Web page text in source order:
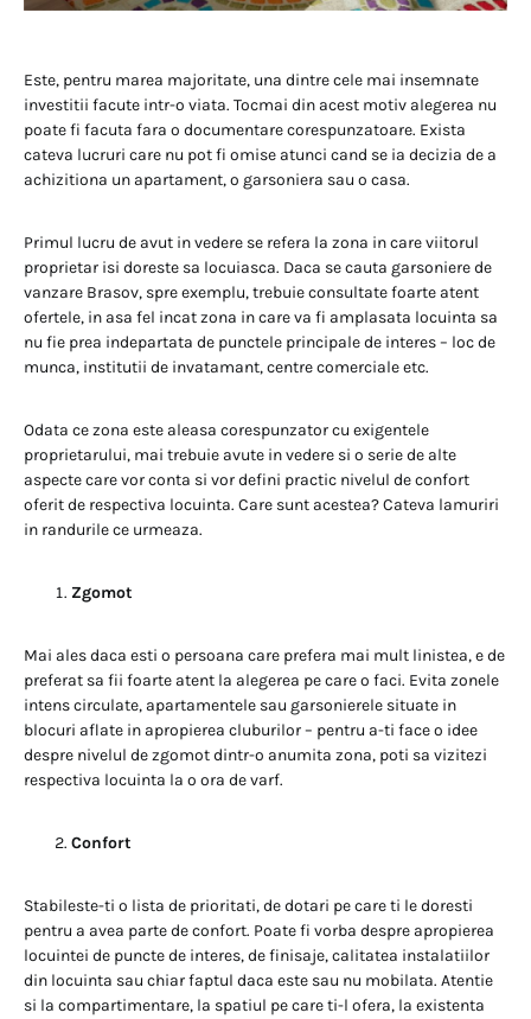
Este, pentru marea majoritate, una dintre cele mai insemnate
investitii facute intr-o viata. Tocmai din acest motiv alegerea nu
poate fi facuta fara o documentare corespunzatoare. Exista
cateva lucruri care nu pot fi omise atunci cand se ia decizia de a
achizitiona un apartament, o garsoniera sau o casa.
Primul lucru de avut in vedere se refera la zona in care viitorul
proprietar isi doreste sa locuiasca. Daca se cauta garsoniere de
vanzare Brasov, spre exemplu, trebuie consultate foarte atent
ofertele, in asa fel incat zona in care va fi amplasata locuinta sa
nu fie prea indepartata de punctele principale de interes – loc de
munca, institutii de invatamant, centre comerciale etc.
Odata ce zona este aleasa corespunzator cu exigentele
proprietarului, mai trebuie avute in vedere si o serie de alte
aspecte care vor conta si vor defini practic nivelul de confort
oferit de respectiva locuinta. Care sunt acestea? Cateva lamuriri
in randurile ce urmeaza.
Zgomot
Mai ales daca esti o persoana care prefera mai mult linistea, e de
preferat sa fii foarte atent la alegerea pe care o faci. Evita zonele
intens circulate, apartamentele sau garsonierele situate in
blocuri aflate in apropierea cluburilor – pentru a-ti face o idee
despre nivelul de zgomot dintr-o anumita zona, poti sa vizitezi
respectiva locuinta la o ora de varf.
Confort
Stabileste-ti o lista de prioritati, de dotari pe care ti le doresti
pentru a avea parte de confort. Poate fi vorba despre apropierea
locuintei de puncte de interes, de finisaje, calitatea instalatiilor
din locuinta sau chiar faptul daca este sau nu mobilata. Atentie
si la compartimentare, la spatiul pe care ti-l ofera, la existenta